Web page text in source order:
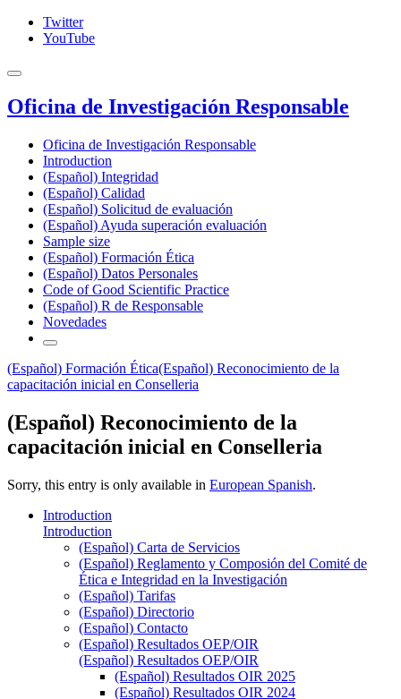
Twitter
YouTube
Oficina de Investigación Responsable
Oficina de Investigación Responsable
Introduction
(Español) Integridad
(Español) Calidad
(Español) Solicitud de evaluación
(Español) Ayuda superación evaluación
Sample size
(Español) Formación Ética
(Español) Datos Personales
Code of Good Scientific Practice
(Español) R de Responsable
Novedades
(Español) Formación Ética(Español) Reconocimiento de la
capacitación inicial en Conselleria
(Español) Reconocimiento de la
capacitación inicial en Conselleria
Sorry, this entry is only available in European Spanish.
Introduction
Introduction
(Español) Carta de Servicios
(Español) Reglamento y Composión del Comité de
Ética e Integridad en la Investigación
(Español) Tarifas
(Español) Directorio
(Español) Contacto
(Español) Resultados OEP/OIR
(Español) Resultados OEP/OIR
(Español) Resultados OIR 2025
(Español) Resultados OIR 2024